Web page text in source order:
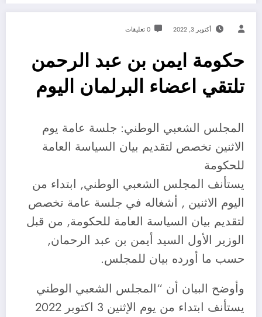
أكتوبر 3, 2022 0 تعليقات
حكومة ايمن بن عبد الرحمن
تلتقي اعضاء البرلمان اليوم
المجلس الشعبي الوطني: جلسة عامة يوم
الاثنين تخصص لتقديم بيان السياسة العامة
للحكومة
يستأنف المجلس الشعبي الوطني, ابتداء من
اليوم الاثنين , أشغاله في جلسة عامة تخصص
لتقديم بيان السياسة العامة للحكومة, من قبل
الوزير الأول السيد أيمن بن عبد الرحمان,
حسب ما أورده بيان للمجلس.
وأوضح البيان أن “المجلس الشعبي الوطني
يستأنف ابتداء من يوم الإثنين 3 اكتوبر 2022